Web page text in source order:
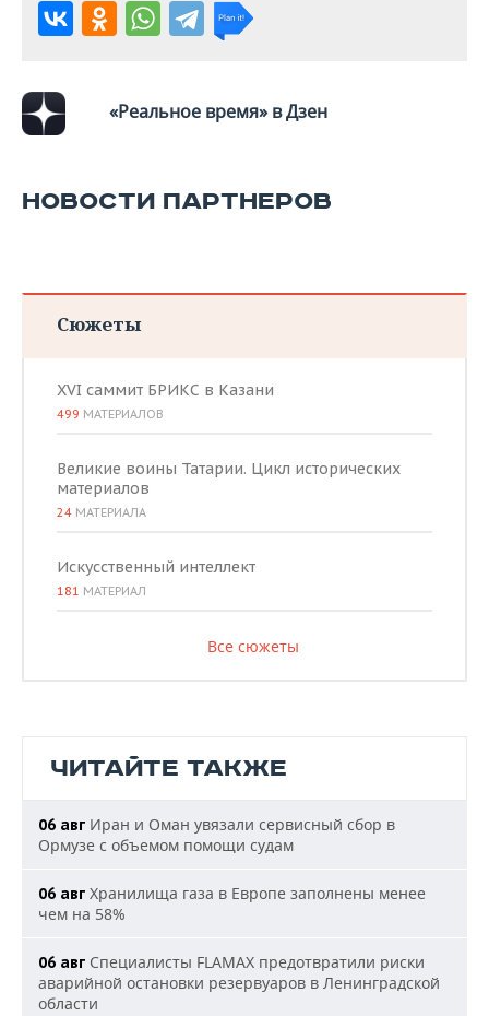
«Реальное время» в Дзен
НОВОСТИ ПАРТНЕРОВ
Сюжеты
XVI саммит БРИКС в Казани
499 МАТЕРИАЛОВ
Великие воины Татарии. Цикл исторических
материалов
24 МАТЕРИАЛА
Искусственный интеллект
181 МАТЕРИАЛ
Все сюжеты
ЧИТАЙТЕ ТАКЖЕ
06 авг Иран и Оман увязали сервисный сбор в
Ормузе с объемом помощи судам
06 авг Хранилища газа в Европе заполнены менее
чем на 58%
06 авг Специалисты FLAMAX предотвратили риски
аварийной остановки резервуаров в Ленинградской
области